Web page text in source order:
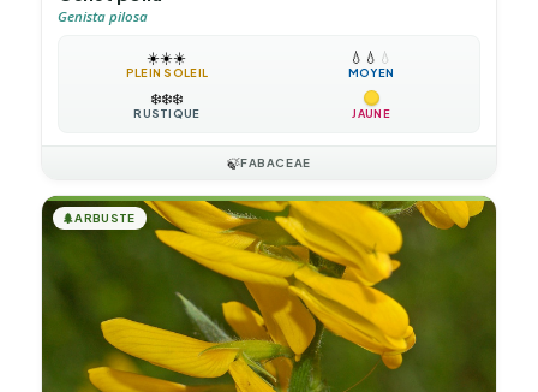
Genista pilosa
☀️☀️☀️
PLEIN SOLEIL
💧 💧 💧
MOYEN
❄️❄️❄️
RUSTIQUE JAUNE
🍃FABACEAE
🌲ARBUSTE